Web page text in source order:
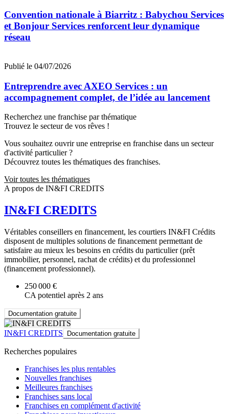
Convention nationale à Biarritz : Babychou Services
et Bonjour Services renforcent leur dynamique
réseau
Publié le 04/07/2026
Entreprendre avec AXEO Services : un
accompagnement complet, de l’idée au lancement
Recherchez une franchise par thématique
Trouvez le secteur de vos rêves !
Vous souhaitez ouvrir une entreprise en franchise dans un secteur
d'activité particulier ?
Découvrez toutes les thématiques des franchises.
Voir toutes les thématiques
A propos de IN&FI CREDITS
IN&FI CREDITS
Véritables conseillers en financement, les courtiers IN&FI Crédits
disposent de multiples solutions de financement permettant de
satisfaire au mieux les besoins en crédits du particulier (prêt
immobilier, personnel, rachat de crédits) et du professionnel
(financement professionnel).
250 000 €
CA potentiel après 2 ans
Documentation gratuite
IN&FI CREDITS Documentation gratuite
Recherches populaires
Franchises les plus rentables
Nouvelles franchises
Meilleures franchises
Franchises sans local
Franchises en complément d'activité